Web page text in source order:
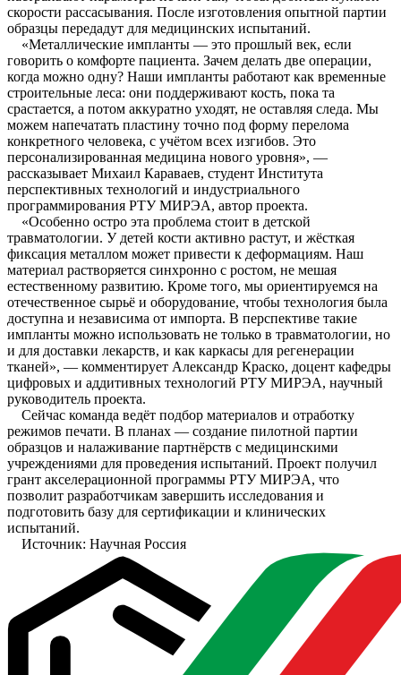
скорости рассасывания. После изготовления опытной партии
образцы передадут для медицинских испытаний.
«Металлические импланты — это прошлый век, если
говорить о комфорте пациента. Зачем делать две операции,
когда можно одну? Наши импланты работают как временные
строительные леса: они поддерживают кость, пока та
срастается, а потом аккуратно уходят, не оставляя следа. Мы
можем напечатать пластину точно под форму перелома
конкретного человека, с учётом всех изгибов. Это
персонализированная медицина нового уровня», —
рассказывает Михаил Караваев, студент Института
перспективных технологий и индустриального
программирования РТУ МИРЭА, автор проекта.
«Особенно остро эта проблема стоит в детской
травматологии. У детей кости активно растут, и жёсткая
фиксация металлом может привести к деформациям. Наш
материал растворяется синхронно с ростом, не мешая
естественному развитию. Кроме того, мы ориентируемся на
отечественное сырьё и оборудование, чтобы технология была
доступна и независима от импорта. В перспективе такие
импланты можно использовать не только в травматологии, но
и для доставки лекарств, и как каркасы для регенерации
тканей», — комментирует Александр Краско, доцент кафедры
цифровых и аддитивных технологий РТУ МИРЭА, научный
руководитель проекта.
Сейчас команда ведёт подбор материалов и отработку
режимов печати. В планах — создание пилотной партии
образцов и налаживание партнёрств с медицинскими
учреждениями для проведения испытаний. Проект получил
грант акселерационной программы РТУ МИРЭА, что
позволит разработчикам завершить исследования и
подготовить базу для сертификации и клинических
испытаний.
Источник: Научная Россия